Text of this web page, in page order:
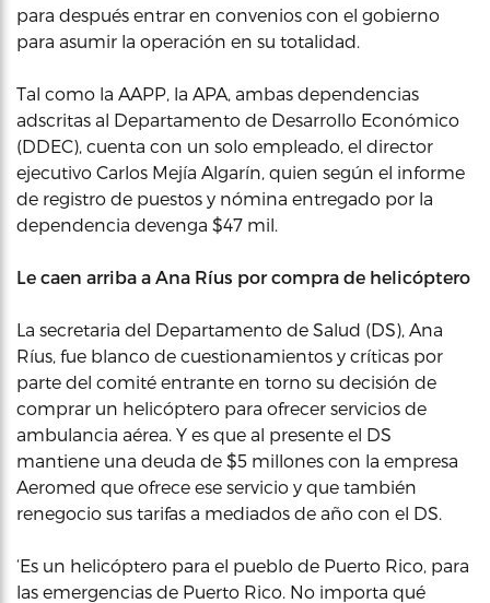
para después entrar en convenios con el gobierno
para asumir la operación en su totalidad.
Tal como la AAPP, la APA, ambas dependencias
adscritas al Departamento de Desarrollo Económico
(DDEC), cuenta con un solo empleado, el director
ejecutivo Carlos Mejía Algarín, quien según el informe
de registro de puestos y nómina entregado por la
dependencia devenga $47 mil.
Le caen arriba a Ana Ríus por compra de helicóptero
La secretaria del Departamento de Salud (DS), Ana
Ríus, fue blanco de cuestionamientos y críticas por
parte del comité entrante en torno su decisión de
comprar un helicóptero para ofrecer servicios de
ambulancia aérea. Y es que al presente el DS
mantiene una deuda de $5 millones con la empresa
Aeromed que ofrece ese servicio y que también
renegocio sus tarifas a mediados de año con el DS.
‘Es un helicóptero para el pueblo de Puerto Rico, para
las emergencias de Puerto Rico. No importa qué